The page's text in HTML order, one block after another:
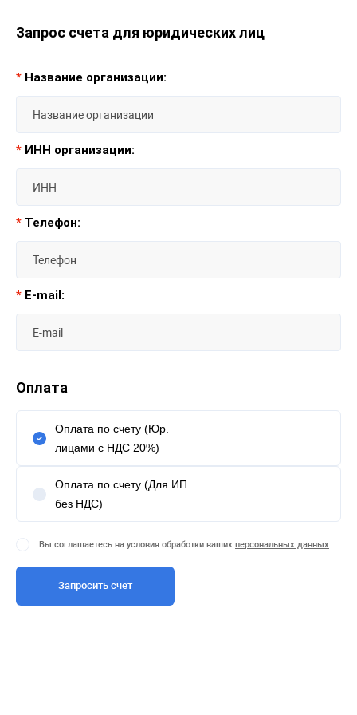
Запрос счета для юридических лиц
* Название организации:
* ИНН организации:
* Телефон:
* E-mail:
Оплата
Оплата по счету (Юр.
лицами с НДС 20%)
Оплата по счету (Для ИП
без НДС)
Вы соглашаетесь на условия обработки ваших персональных данных